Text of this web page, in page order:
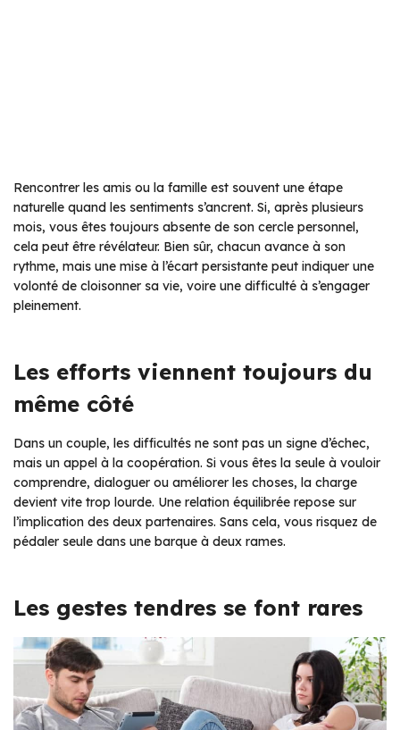
Rencontrer les amis ou la famille est souvent une étape
naturelle quand les sentiments s’ancrent. Si, après plusieurs
mois, vous êtes toujours absente de son cercle personnel,
cela peut être révélateur. Bien sûr, chacun avance à son
rythme, mais une mise à l’écart persistante peut indiquer une
volonté de cloisonner sa vie, voire une difficulté à s’engager
pleinement.
Les efforts viennent toujours du
même côté
Dans un couple, les difficultés ne sont pas un signe d’échec,
mais un appel à la coopération. Si vous êtes la seule à vouloir
comprendre, dialoguer ou améliorer les choses, la charge
devient vite trop lourde. Une relation équilibrée repose sur
l’implication des deux partenaires. Sans cela, vous risquez de
pédaler seule dans une barque à deux rames.
Les gestes tendres se font rares